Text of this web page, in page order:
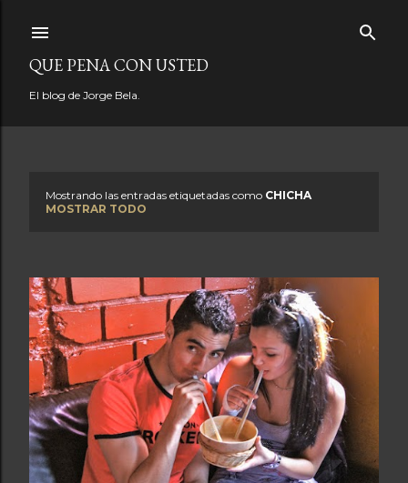
QUE PENA CON USTED
El blog de Jorge Bela.
t
r
a
d
a
s
Mostrando las entradas etiquetadas como CHICHA
MOSTRAR TODO